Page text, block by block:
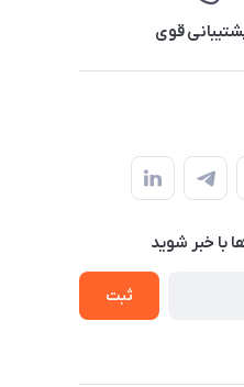
قوی
با‌ خبر شوید
ثبت